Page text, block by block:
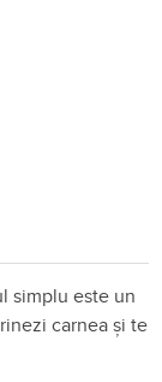
simplu este un
carnea și te